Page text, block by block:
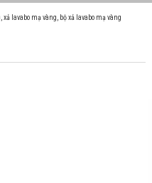
xả lavabo mạ vàng bộ xả lavabo mạ vàng